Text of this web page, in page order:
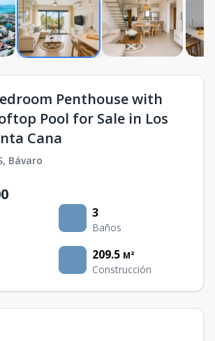
Penthouse with
Pool for Sale in Los
Cana
, Bávaro
3
Baños
209.5 M²
Construcción